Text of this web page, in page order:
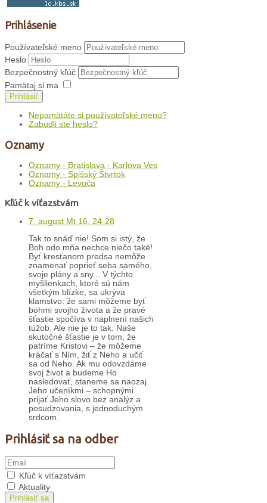
Prihlásenie
Používateľské meno
Heslo
Bezpečnostný kľúč
Pamätaj si ma
Prihlásiť
Nepamätáte si používateľské meno?
Zabudli ste heslo?
Oznamy
Oznamy - Bratislava - Karlova Ves
Oznamy - Spišský Štvrtok
Oznamy - Levoča
Kľúč k víťazstvám
7. august Mt 16, 24-28
Tak to snáď nie! Som si istý, že
Boh odo mňa nechce niečo také!
Byť kresťanom predsa nemôže
znamenať poprieť seba samého,
svoje plány a sny... V týchto
myšlienkach, ktoré sú nám
všetkým blízke, sa ukrýva
klamstvo: že sami môžeme byť
bohmi svojho života a že pravé
šťastie spočíva v naplnení našich
túžob. Ale nie je to tak. Naše
skutočné šťastie je v tom, že
patríme Kristovi – že môžeme
kráčať s Ním, žiť z Neho a učiť
sa od Neho. Ak mu odovzdáme
svoj život a budeme Ho
nasledovať, staneme sa naozaj
Jeho učeníkmi – schopnými
prijať Jeho slovo bez analýz a
posudzovania, s jednoduchým
srdcom.
Prihlásiť sa na odber
Kľúč k víťazstvám
Aktuality
Prihlásiť sa